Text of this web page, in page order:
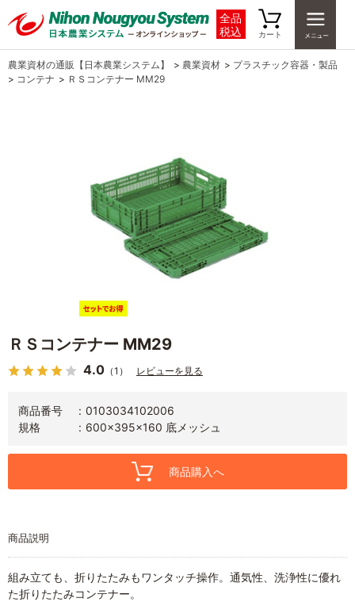
全品
税込
カート
農業資材の通販【日本農業システム】 > 農業資材 > プラスチック容器・製品
> コンテナ > ＲＳコンテナー MM29
ＲＳコンテナー MM29
4.0 （1） レビューを見る
商品番号
0103034102006
規格
600×395×160 底メッシュ
商品購入へ
商品説明
組み立ても、折りたたみもワンタッチ操作。通気性、洗浄性に優れ
た折りたたみコンテナー。